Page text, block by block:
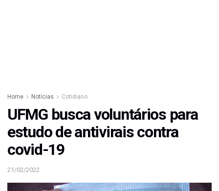
Home Notícias Cotidiano
UFMG busca voluntários para
estudo de antivirais contra
covid-19
21/02/2022